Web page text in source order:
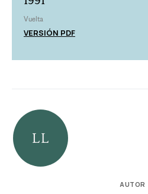
Vuelta
VERSIÓN PDF
AUTOR